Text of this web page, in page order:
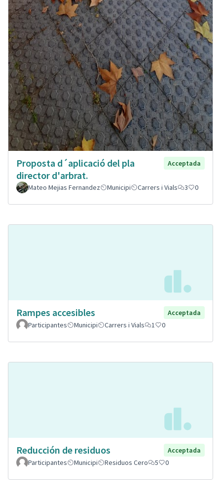
Proposta d´aplicació del pla
director d'arbrat.
Acceptada
Mateo Mejias Fernandez Municipi Carrers i Vials 3 0
Rampes accesibles
Acceptada
Participantes
Municipi Carrers i Vials 1 0
Reducción de residuos
Acceptada
Participantes
Municipi Residuos Cero 5 0